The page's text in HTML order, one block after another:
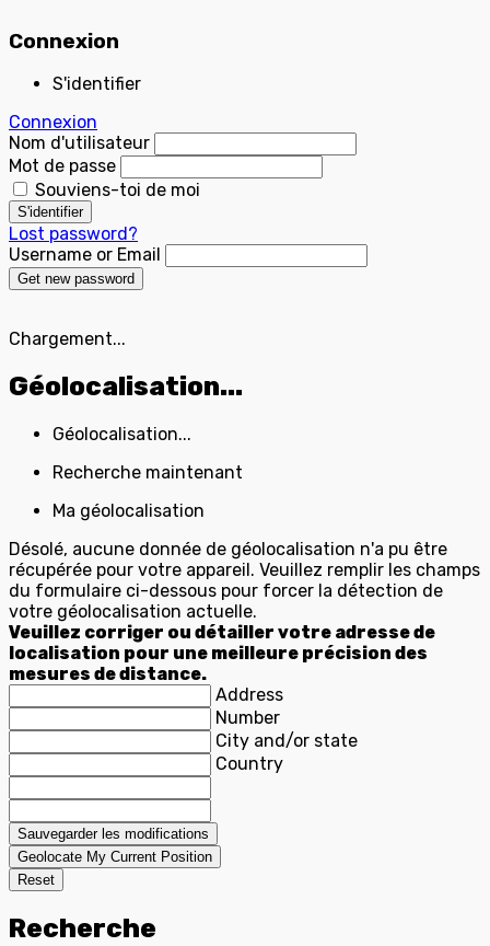
Connexion
S'identifier
Connexion
Nom d'utilisateur
Mot de passe
Souviens-toi de moi
S'identifier
Lost password?
Username or Email
Get new password
Chargement...
Géolocalisation...
Géolocalisation...
Recherche maintenant
Ma géolocalisation
Désolé, aucune donnée de géolocalisation n'a pu être
récupérée pour votre appareil. Veuillez remplir les champs
du formulaire ci-dessous pour forcer la détection de
votre géolocalisation actuelle.
Veuillez corriger ou détailler votre adresse de
localisation pour une meilleure précision des
mesures de distance.
Address
Number
City and/or state
Country
Sauvegarder les modifications
Geolocate My Current Position
Reset
Recherche